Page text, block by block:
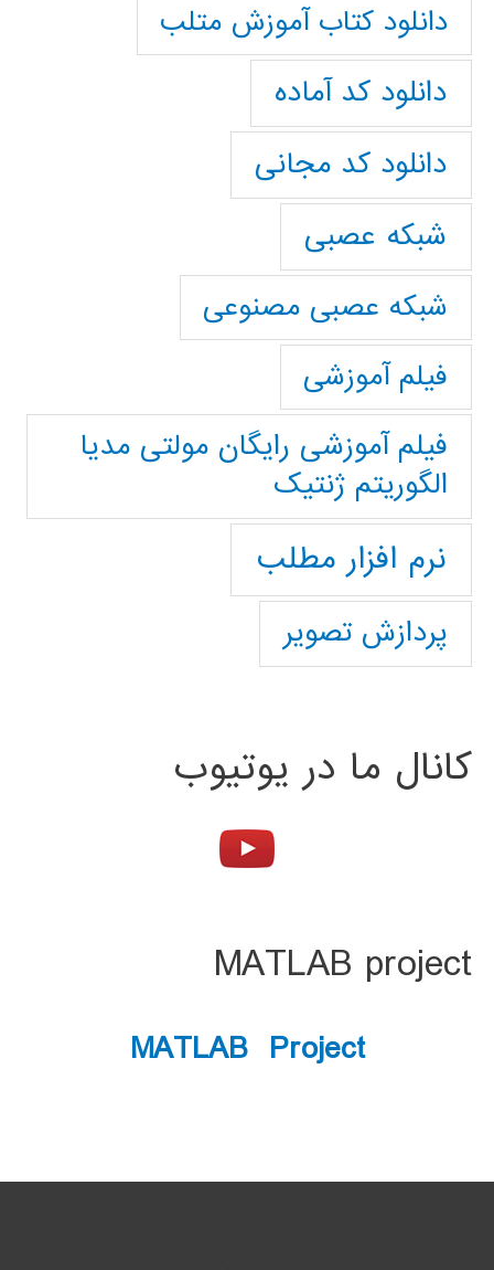
دانلود کتاب آموزش متلب
دانلود کد آماده
دانلود کد مجانی
شبکه عصبی
شبکه عصبی مصنوعی
فیلم آموزشی
فیلم آموزشی رایگان مولتی مدیا
الگوریتم ژنتیک
نرم افزار مطلب
پردازش تصویر
کانال ما در یوتیوب
MATLAB project
MATLAB Project